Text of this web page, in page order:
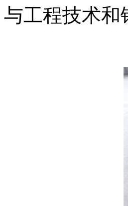
与工程技术和